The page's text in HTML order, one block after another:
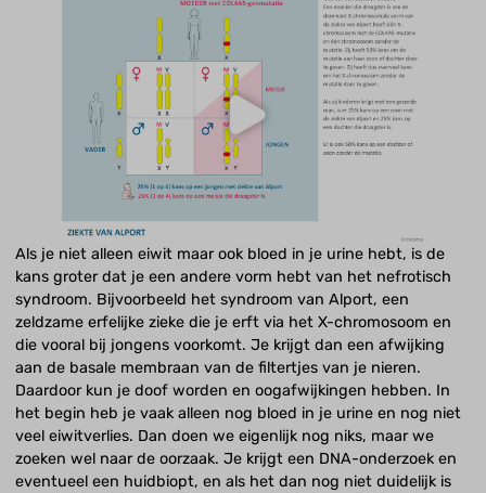
Als je niet alleen eiwit maar ook bloed in je urine hebt, is de
kans groter dat je een andere vorm hebt van het nefrotisch
syndroom. Bijvoorbeeld het syndroom van Alport, een
zeldzame erfelijke zieke die je erft via het X-chromosoom en
die vooral bij jongens voorkomt. Je krijgt dan een afwijking
aan de basale membraan van de filtertjes van je nieren.
Daardoor kun je doof worden en oogafwijkingen hebben. In
het begin heb je vaak alleen nog bloed in je urine en nog niet
veel eiwitverlies. Dan doen we eigenlijk nog niks, maar we
zoeken wel naar de oorzaak. Je krijgt een DNA-onderzoek en
eventueel een huidbiopt, en als het dan nog niet duidelijk is